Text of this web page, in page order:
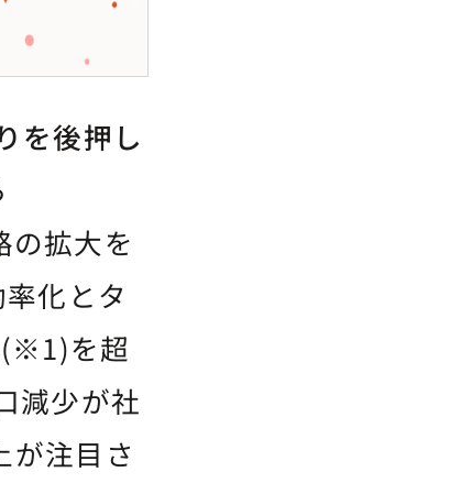
を後押し
の拡大を
化とタ
(※1)を超
減少が社
が注目さ